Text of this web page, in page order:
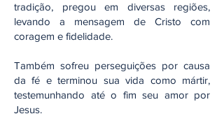
tradição, pregou em diversas regiões,
levando a mensagem de Cristo com
coragem e fidelidade.
Também sofreu perseguições por causa
da fé e terminou sua vida como mártir,
testemunhando até o fim seu amor por
Jesus.